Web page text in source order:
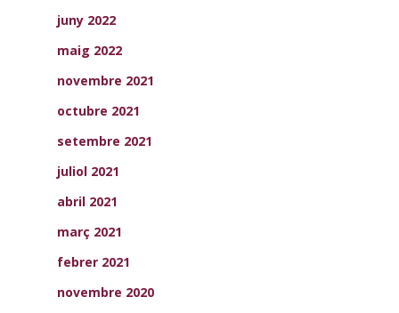
juny 2022
maig 2022
novembre 2021
octubre 2021
setembre 2021
juliol 2021
abril 2021
març 2021
febrer 2021
novembre 2020